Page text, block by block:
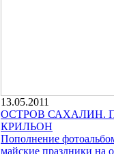
13.05.2011
ОСТРОВ САХАЛИН.
КРИЛЬОН
Пополнение
майские праздники на